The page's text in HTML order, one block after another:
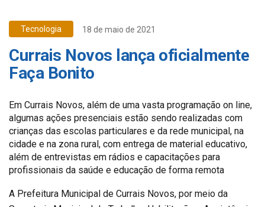
Tecnologia 18 de maio de 2021
Currais Novos lança oficialmente
Faça Bonito
Em Currais Novos, além de uma vasta programação on line,
algumas ações presenciais estão sendo realizadas com
crianças das escolas particulares e da rede municipal, na
cidade e na zona rural, com entrega de material educativo,
além de entrevistas em rádios e capacitações para
profissionais da saúde e educação de forma remota
A Prefeitura Municipal de Currais Novos, por meio da